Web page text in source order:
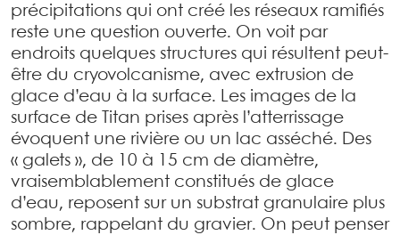
précipitations qui ont créé les réseaux ramifiés
reste une question ouverte. On voit par
endroits quelques structures qui résultent peut-
être du cryovolcanisme, avec extrusion de
glace d’eau à la surface. Les images de la
surface de Titan prises après l’atterrissage
évoquent une rivière ou un lac asséché. Des
« galets », de 10 à 15 cm de diamètre,
vraisemblablement constitués de glace
d’eau, reposent sur un substrat granulaire plus
sombre, rappelant du gravier. On peut penser